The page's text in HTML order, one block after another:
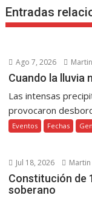
Entradas
Ago 7, 2026 Martin
Cuando la lluvia
Las intensas
provocaron
Eventos Fechas
Jul 18, 2026 Martin
Constitución de
soberano